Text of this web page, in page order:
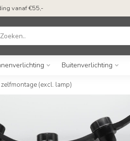
vanaf €55,-
Buitenverlichting
(excl. lamp)